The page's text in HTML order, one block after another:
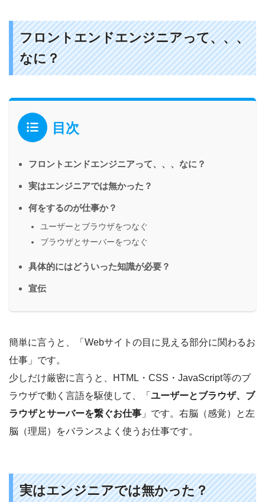
フロントエンドエンジニアって、、、
なに？
目次
フロントエンドエンジニアって、、、なに？
実はエンジニアでは無かった？
何をするのが仕事か？
ユーザーとブラウザをつなぐ
ブラウザとサーバーをつなぐ
具体的にはどういった知識が必要？
宣伝
簡単に言うと、「Webサイトの目に見える部分に関わるお
仕事」です。
少しだけ厳密に言うと、HTML・CSS・JavaScript等のブ
ラウザで動く言語を駆使して、「 ユーザーとブラウザ、ブ
ラウザとサーバーを繋ぐお仕事 」です。右脳（感覚）と左
脳（理屈）をバランスよく使うお仕事です。
実はエンジニアでは無かった？